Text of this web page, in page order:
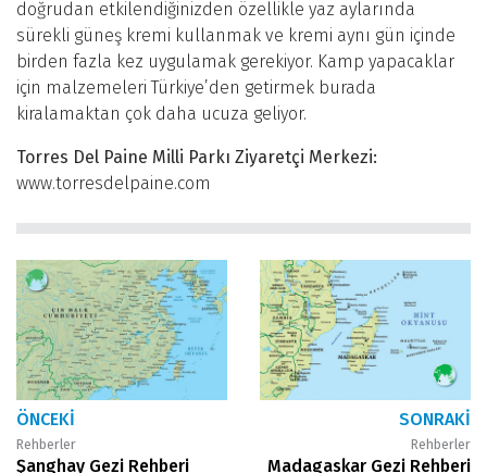
doğrudan etkilendiğinizden özellikle yaz aylarında
sürekli güneş kremi kullanmak ve kremi aynı gün içinde
birden fazla kez uygulamak gerekiyor. Kamp yapacaklar
için malzemeleri Türkiye’den getirmek burada
kiralamaktan çok daha ucuza geliyor.
Torres Del Paine Milli Parkı Ziyaretçi Merkezi:
www.torresdelpaine.com
ÖNCEKI
Rehberler
Şanghay Gezi Rehberi
SONRAKI
Rehberler
Madagaskar Gezi Rehberi